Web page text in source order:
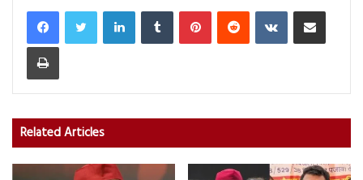
LinkedInTumblr PinterestReddit VKontakteShare via Email
Print
Related Articles